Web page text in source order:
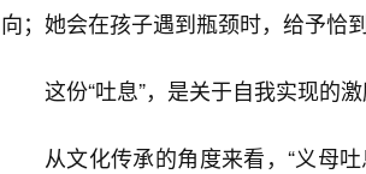
向；她会在孩子遇到瓶颈时，给予恰
这份“吐息”，是关于自我实现的
从文化传承的角度来看，“义母